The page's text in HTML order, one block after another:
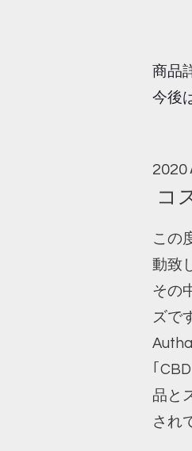
商品
今後
2020
コ
この
動致
その
ズで
｢
品と
され